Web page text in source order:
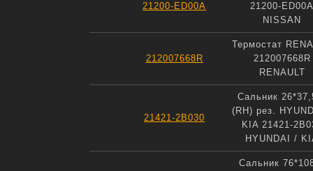
21200-ED00A
21200-ED00A
NISSAN
212007668R
Термостат
212007668R
RENAULT
21421-2B030
Сальник
(RH) рез.
KIA 21421-
HYUNDAI /
Сальник